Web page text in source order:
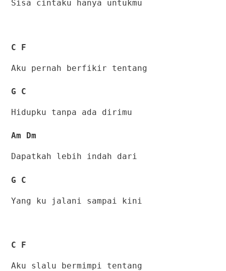
Sisa cintaku hanya untukmu
C F
Aku pernah berfikir tentang
G C
Hidupku tanpa ada dirimu
Am Dm
Dapatkah lebih indah dari
G C
Yang ku jalani sampai kini
C F
Aku slalu bermimpi tentang